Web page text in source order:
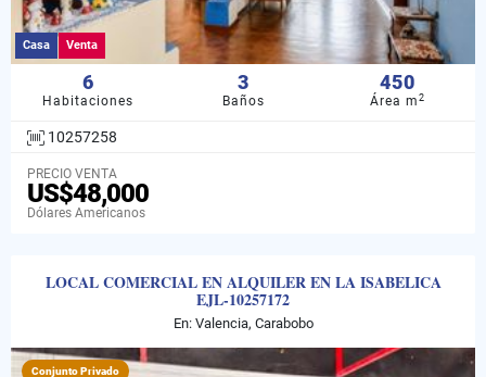
Casa Venta
6
Habitaciones
3
Baños
450
Área m2
10257258
PRECIO VENTA
US$48,000
Dólares Americanos
LOCAL COMERCIAL EN ALQUILER EN LA ISABELICA
EJL-10257172
En: Valencia, Carabobo
Conjunto Privado